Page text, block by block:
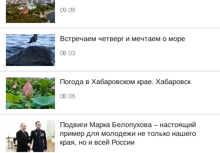
09:09
Встречаем четверг и мечтаем о море
08:03
Погода в Хабаровском крае. Хабаровск
08:06
Подвиги Марка Белопухова – настоящий
пример для молодежи не только нашего
края, но и всей России